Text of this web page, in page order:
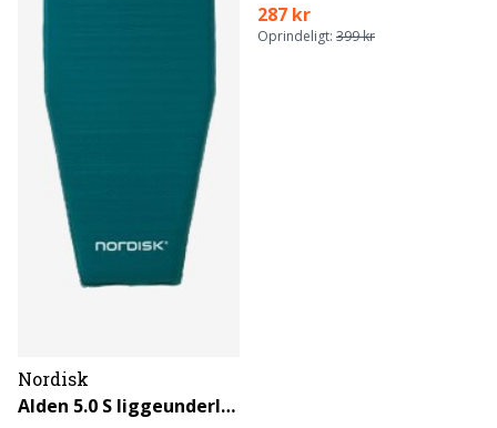
Nordisk
Alden 5.0 S liggeunderlag
287 kr
Oprindeligt: 399 kr